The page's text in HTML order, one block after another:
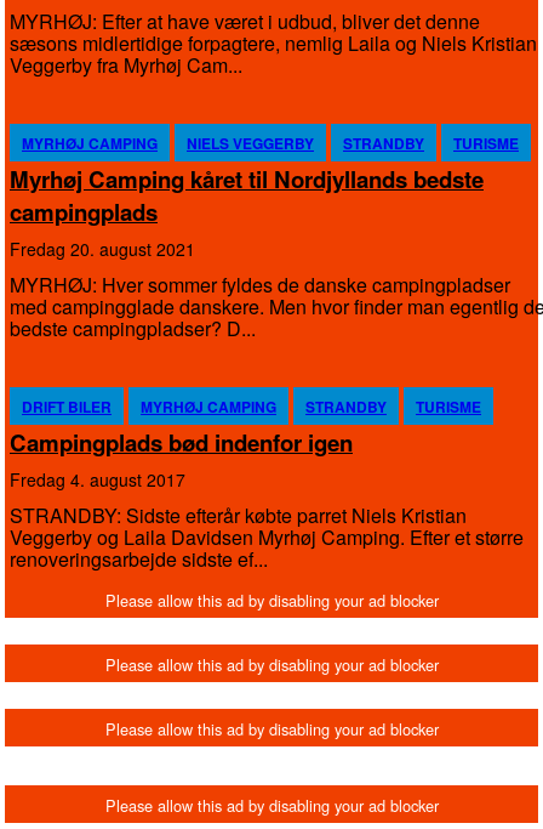
MYRHØJ: Efter at have været i udbud, bliver det denne
sæsons midlertidige forpagtere, nemlig Laila og Niels Kristian
Veggerby fra Myrhøj Cam...
MYRHØJ CAMPING NIELS VEGGERBY STRANDBY TURISME
Myrhøj Camping kåret til Nordjyllands bedste
campingplads
fredag 20. august 2021
MYRHØJ: Hver sommer fyldes de danske campingpladser
med campingglade danskere. Men hvor finder man egentlig
bedste campingpladser? D...
DRIFT BILER MYRHØJ CAMPING STRANDBY TURISME
Campingplads bød indenfor igen
fredag 4. august 2017
STRANDBY: Sidste efterår købte parret Niels Kristian
Veggerby og Laila Davidsen Myrhøj Camping. Efter et større
renoveringsarbejde sidste ef...